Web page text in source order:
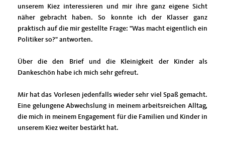
unserem Kiez interessieren und mir ihre ganz eigene Sicht
näher gebracht haben. So konnte ich der Klasser ganz
praktisch auf die mir gestellte Frage: "Was macht eigentlich ein
Politiker so?" antworten.
Über die den Brief und die Kleinigkeit der Kinder als
Dankeschön habe ich mich sehr gefreut.
Mir hat das Vorlesen jedenfalls wieder sehr viel Spaß gemacht.
Eine gelungene Abwechslung in meinem arbeitsreichen Alltag,
die mich in meinem Engagement für die Familien und Kinder in
unserem Kiez weiter bestärkt hat.